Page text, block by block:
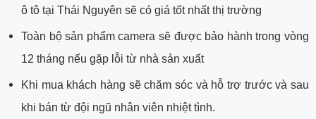
ô tô tại Thái Nguyên sẽ có giá tốt nhất thị trường
Toàn bộ sản phẩm camera sẽ được bảo hành trong vòng
12 tháng nếu gặp lỗi từ nhà sản xuất
Khi mua khách hàng sẽ chăm sóc và hỗ trợ trước và sau
khi bán từ đội ngũ nhân viên nhiệt tình.